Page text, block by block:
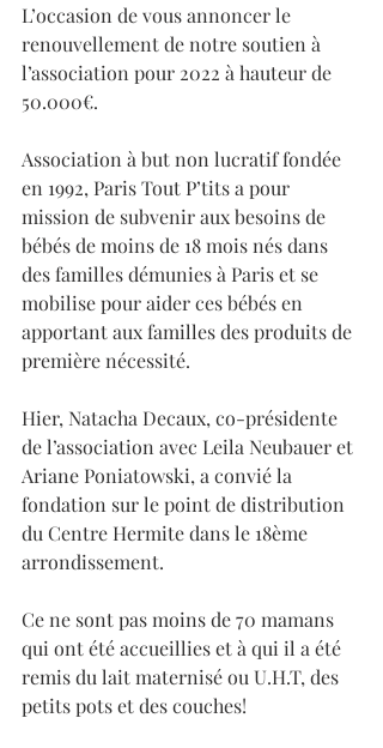
L’occasion de vous annoncer le
renouvellement de notre soutien à
l’association pour 2022 à hauteur de
50.000€.
Association à but non lucratif fondée
en 1992, Paris Tout P’tits a pour
mission de subvenir aux besoins de
bébés de moins de 18 mois nés dans
des familles démunies à Paris et se
mobilise pour aider ces bébés en
apportant aux familles des produits de
première nécessité.
Hier, Natacha Decaux, co-présidente
de l’association avec Leila Neubauer et
Ariane Poniatowski, a convié la
fondation sur le point de distribution
du Centre Hermite dans le 18ème
arrondissement.
Ce ne sont pas moins de 70 mamans
qui ont été accueillies et à qui il a été
remis du lait maternisé ou U.H.T, des
petits pots et des couches!